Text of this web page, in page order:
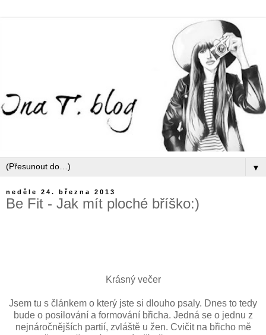
▼
neděle 24. března 2013
Be Fit - Jak mít ploché bříško:)
Krásný večer
Jsem tu s článkem o který jste si dlouho psaly. Dnes to tedy
bude o posilování a formování břicha. Jedná se o jednu z
nejnáročnějších partií, zvláště u žen. Cvičit na břicho mě